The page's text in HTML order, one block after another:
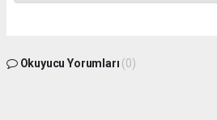
Okuyucu Yorumları (0)